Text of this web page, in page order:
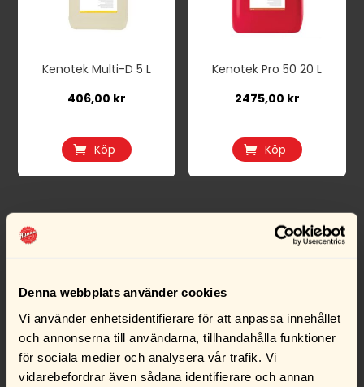
Denna webbplats använder cookies
Vi använder enhetsidentifierare för att anpassa innehållet
och annonserna till användarna, tillhandahålla funktioner
för sociala medier och analysera vår trafik. Vi
vidarebefordrar även sådana identifierare och annan
Kenotek Multi-D 5 L
406,00 kr
Köp
Kenotek Pro 50 20 L
2475,00 kr
Köp
Kenotek Textile
Kenotek Trensbeton